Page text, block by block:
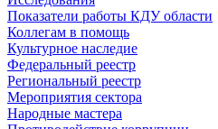
Показатели работы КДУ области
Коллегам в помощь
Культурное наследие
Федеральный реестр
Региональный реестр
Мероприятия сектора
Народные мастера